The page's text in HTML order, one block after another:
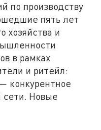
по производству
пять лет
хозяйства и
в рамках
и ритейл:
конкурентное
сети. Новые